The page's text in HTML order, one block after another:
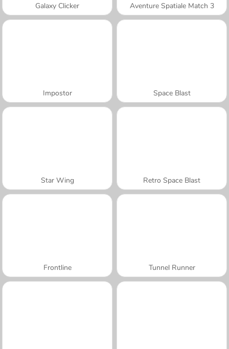
Galaxy Clicker Aventure Spatiale Match 3
Impostor Space Blast
Star Wing Retro Space Blast
Frontline Tunnel Runner